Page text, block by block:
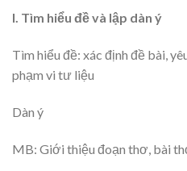
I. Tìm hiểu đề và lập dàn ý
Tìm hiểu đề: xác định đề bài,
phạm vi tư liệu
Dàn ý
MB: Giới thiệu đoạn thơ, bài